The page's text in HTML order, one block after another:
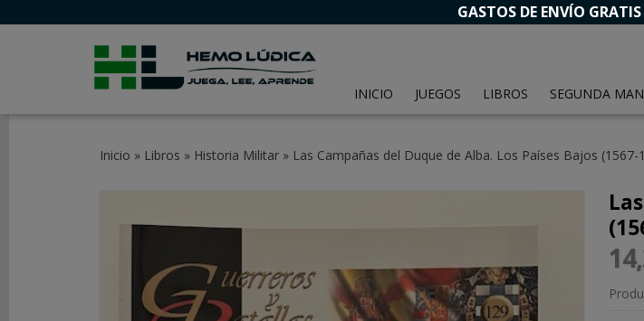
GASTOS DE ENVÍO
INICIO JUEGOS LIBROS SEGUNDA
CATEGORÍAS
Inicio » Libros » Historia Militar» Las Campañas del Duque de Alba. Los Países Bajos (1567-